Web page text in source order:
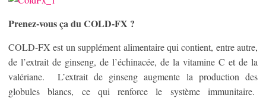
Prenez-vous ça du COLD-FX ?
COLD-FX est un supplément alimentaire qui contient, entre autre,
de l’extrait de ginseng, de l’échinacée, de la vitamine C et de la
valériane. L’extrait de ginseng augmente la production des
globules blancs, ce qui renforce le système immunitaire.